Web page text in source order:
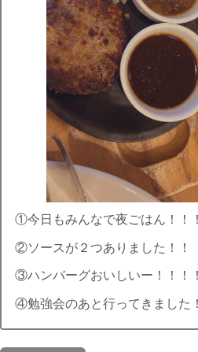
①今日もみんなで夜ごはん！！！
②ソースが２つありました！！
③ハンバーグおいしいー！！！
④勉強会のあと行ってきました